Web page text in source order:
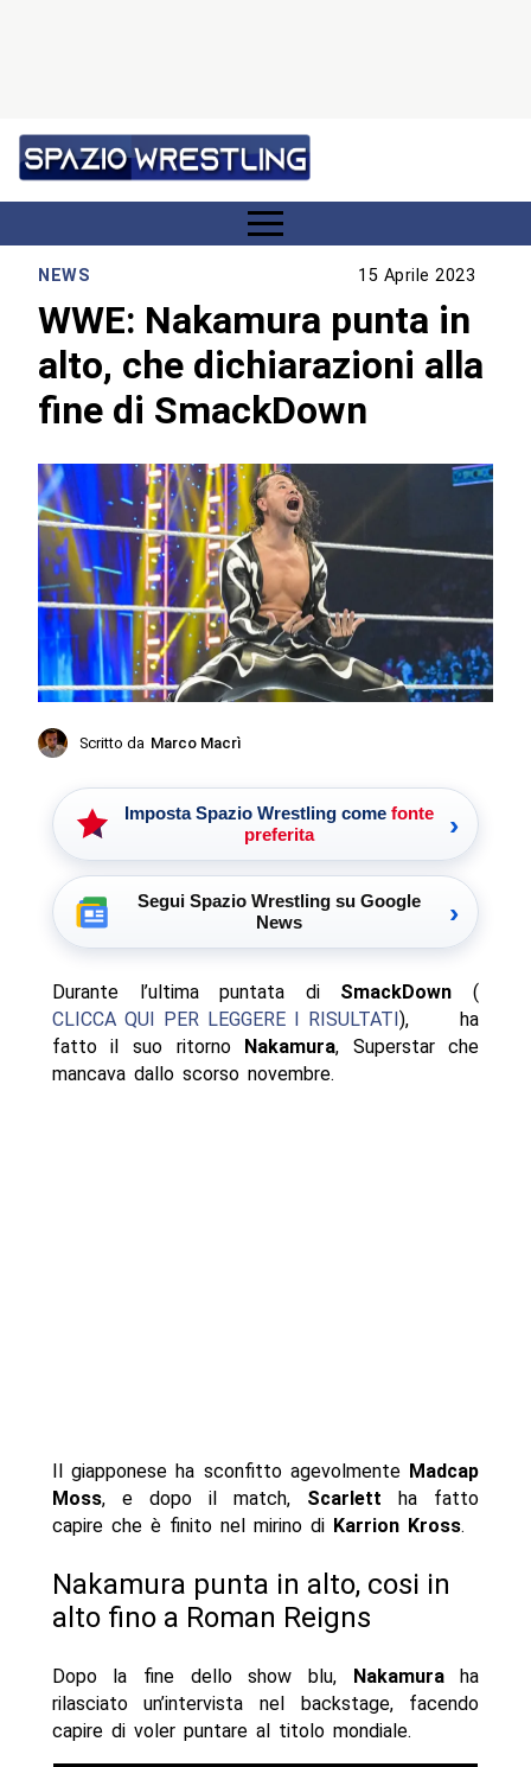
NEWS 15 Aprile 2023
WWE: Nakamura punta in
alto, che dichiarazioni alla
fine di SmackDown
Scritto da Marco Macrì
Imposta Spazio Wrestling come fonte
preferita
›
Segui Spazio Wrestling su Google
News
›
Durante l’ultima puntata di SmackDown (
CLICCA QUI PER LEGGERE I RISULTATI ), ha
fatto il suo ritorno
Nakamura, Superstar che
mancava dallo scorso novembre.
Il giapponese ha sconfitto agevolmenteMadcap
Moss, e dopo il match, Scarlett ha fatto
capire che è finito nel mirino di Karrion Kross.
Nakamura punta in alto, cosi in
alto fino a Roman Reigns
Dopo la fine dello show blu, Nakamuraha
rilasciato un’intervista nel backstage, facendo
capire di voler puntare al titolo mondiale.